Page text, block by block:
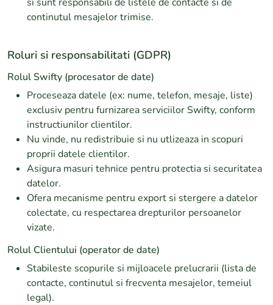
continutul mesajelor trimise.
Roluri si responsabilitati (GDPR)
Rolul Swifty (procesator de date)
Proceseaza datele (ex: nume, telefon, mesaje, liste)
exclusiv pentru furnizarea serviciilor Swifty, conform
instructiunilor clientilor.
Nu vinde, nu redistribuie si nu utlizeaza in scopuri
proprii datele clientilor.
Asigura masuri tehnice pentru protectia si securitatea
datelor.
Ofera mecanisme pentru export si stergere a datelor
colectate, cu respectarea drepturilor persoanelor
vizate.
Rolul Clientului (operator de date)
Stabileste scopurile si mijloacele prelucrarii (lista de
contacte, continutul si frecventa mesajelor, temeiul
legal).